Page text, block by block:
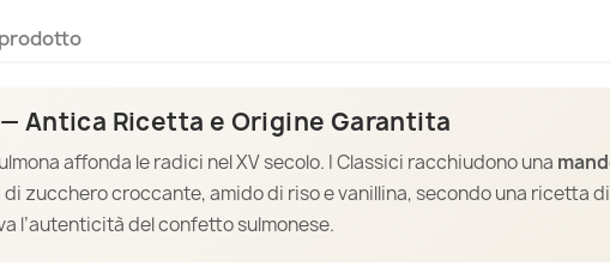
Antica Ricetta e Origine Garantita
affonda le radici nel XV secolo. I Classici racchiudono una
zucchero croccante, amido di riso e vanillina, secondo una ricetta di
l’autenticità del confetto sulmonese.